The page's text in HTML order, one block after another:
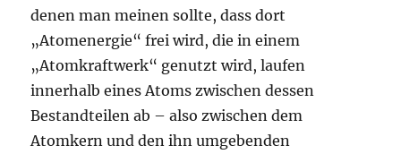
denen man meinen sollte, dass dort
„Atomenergie“ frei wird, die in einem
„Atomkraftwerk“ genutzt wird, laufen
innerhalb eines Atoms zwischen dessen
Bestandteilen ab – also zwischen dem
Atomkern und den ihn umgebenden